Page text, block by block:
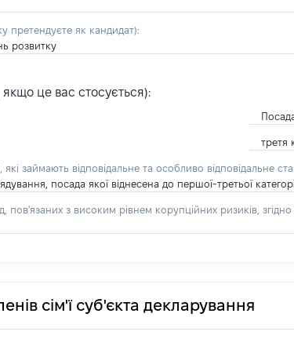
претендуєте як кандидат):
розвитку
якщо це вас стосується):
третя
займають відповідальне та особливо відповідальне
посада якої віднесена до першої-третьої
з високим рівнем корупційних ризиків,
сім'ї суб'єкта декларування